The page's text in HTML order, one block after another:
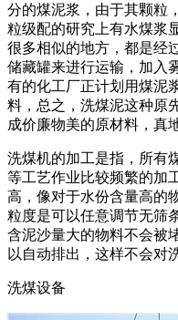
分的煤泥浆，由于其颗粒
粒级配的研究上有水煤浆
很多相似的地方，都是经
储藏罐来进行运输，加入
有的化工厂正计划用煤泥
料，总之，洗煤泥这种原
成价廉物美的原材料，真
洗煤机的加工是指，所有
等工艺作业比较频繁的加
高，像对于水份含量高的
粒度是可以任意调节无筛
含泥沙量大的物料不会被
以自动排出，这样不会对
洗煤设备